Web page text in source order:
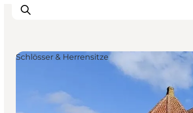
Regionen
Schlösser & Herrensitze